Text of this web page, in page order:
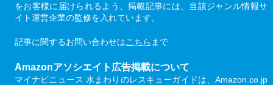
をお客様に届けられるよう、掲載記事には、当該ジャンル情報サ
イト運営企業の監修を入れています。
記事に関するお問い合わせはこちら まで
Amazonアソシエイト広告掲載について
マイナビニュース 水まわりのレスキューガイドは、Amazon.co.jp